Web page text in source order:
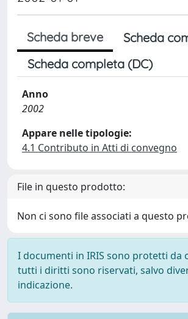
Scheda breve
Scheda
Scheda completa (DC)
Anno
2002
Appare nelle tipologie:
4.1 Contributo in Atti di convegno
File in questo prodotto:
Non ci sono file associati a questo
I documenti in IRIS sono protetti da
tutti i diritti sono riservati, salvo
indicazione.